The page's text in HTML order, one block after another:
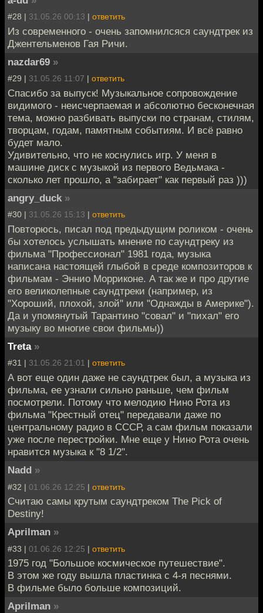
#28 | 31.05.26 00:13 | ответить
Из современного - очень запомнилсяся саундтрек из
Джентельменов Гая Ричи.
nazdar69 »
#29 | 31.05.26 11:07 | ответить
Спасибо за выпуск! Музыкальное сопровождение
видимого - неисчерпаемая и абсолютно бесконечная
тема, можно разбивать выпуски по странам, стилям,
творцам, годам, памятным событиям. И всё равно
будет мало.
Удивительно, что не коснулись игр. У меня в
машине диск с музыкой из первого Ведьмака -
сколько лет прошло, а "забирает" как первый раз )))
angry_duck »
#30 | 31.05.26 15:13 | ответить
Повторюсь, писал под предыдущим роликом - очень
бы хотелось услышать мнение по саундтреку из
фильма "Профессионал" 1981 года, музыка
написана настоящей глыбой в среде композиторов к
фильмам - Эннио Морриконе. А так же и про другие
его великолепные саундтреки (например, из
"Хороший, плохой, злой" или "Однажды в Америке").
Да и упомянутый Тарантино "совал" и "пихал" его
музыку во многие свои фильмы))
Treta »
#31 | 31.05.26 21:01 | ответить
А вот еще один даже не саундтрек был, а музыка из
фильма, ее узнали сильно раньше, чем фильм
посмотрели. Потому что мелодию Нино Рота из
фильма "Крестный отец" передавали даже по
центральному радио в СССР, а сам фильм показали
уже после перестройки. Мне еще у Нино Рота очень
нравится музыка к "8 1/2".
Nadd »
#32 | 01.06.26 12:25 | ответить
Считаю самы крутым саундтреком The Pick of
Destiny!
Aprilman »
#33 | 01.06.26 12:25 | ответить
1975 год "Большое космическое путешествие".
В этом же году вышла пластинка с 4-я песнями.
В фильме было больше композиций.
Aprilman »